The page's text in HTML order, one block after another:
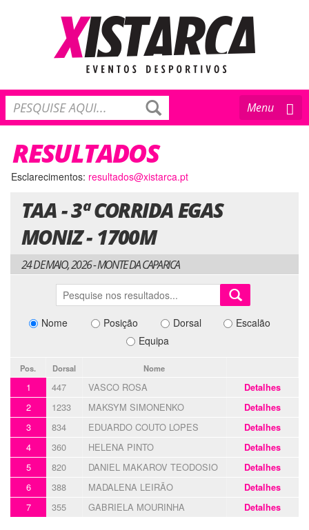
Toggle
navigation
Menu
RESULTADOS
Esclarecimentos: resultados@xistarca.pt
TAA - 3ª CORRIDA EGAS
MONIZ - 1700M
24 DE MAIO, 2026 - MONTE DA CAPARICA
Nome Posição Dorsal
Escalão
Equipa
Pos. Dorsal Nome
1 447 VASCO ROSA Detalhes
2 1233 MAKSYM SIMONENKO Detalhes
3 834 EDUARDO COUTO LOPES Detalhes
4 360 HELENA PINTO Detalhes
5 820 DANIEL MAKAROV TEODOSIO Detalhes
6 388 MADALENA LEIRÃO Detalhes
7 355 GABRIELA MOURINHA Detalhes